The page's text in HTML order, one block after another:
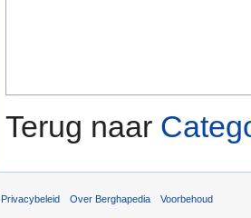
Terug naar
Privacybeleid Over Berghapedia Voorbehoud